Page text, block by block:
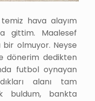
hava alayım
gittim. Maalesef
bir olmuyor. Neyse
dönerim dedikten
futbol oynayan
alanı tam
buldum, bankta